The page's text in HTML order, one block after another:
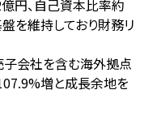
円、自己資本比率約
を維持しており財務リ
会社を含む海外拠点
増と成長余地を